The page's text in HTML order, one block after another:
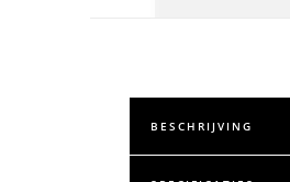
BESCHRIJVING